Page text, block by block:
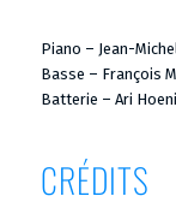
Piano – Jean-
Basse – François
Batterie – Ari
CRÉDITS